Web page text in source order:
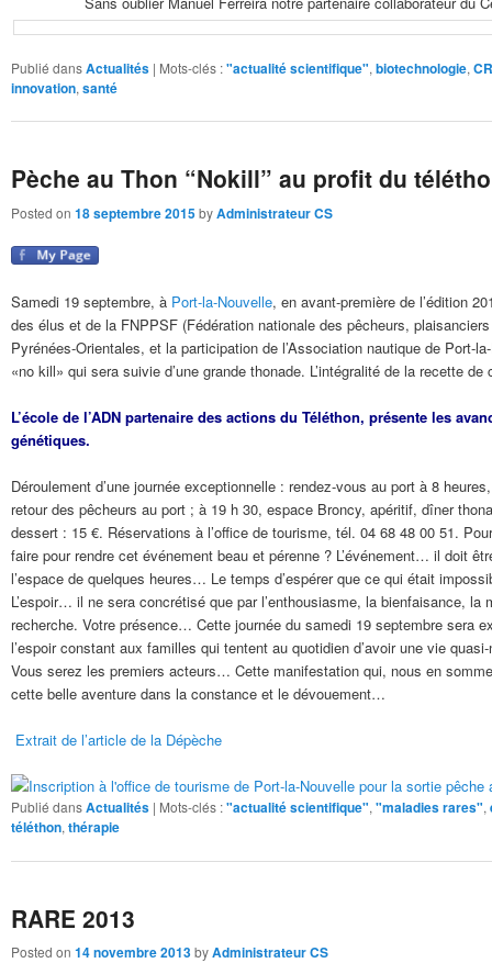
Publié dansActualités | Mots-clés :"actualité scientifique", biotechnologie,
innovation, santé
Pèche au Thon “Nokill” au profit du
Posted on 18 septembre 2015byAdministrateur CS
Samedi 19 septembre, à Port-la-Nouvelle, en avant-première de l’édition
des élus et de la FNPPSF (Fédération nationale des pêcheurs,
Pyrénées-Orientales, et la participation de l’Association nautique de Port-
«no kill» qui sera suivie d’une grande thonade. L’intégralité de la recette
L’école de l’ADN partenaire des actions du Téléthon, présente les
génétiques.
Déroulement d’une journée exceptionnelle : rendez-vous au port à 8
retour des pêcheurs au port ; à 19 h 30, espace Broncy, apéritif, dîner
dessert : 15 €. Réservations à l’office de tourisme, tél. 04 68 48 00 51.
faire pour rendre cet événement beau et pérenne ? L’événement… il doit
l’espace de quelques heures… Le temps d’espérer que ce qui était
L’espoir… il ne sera concrétisé que par l’enthousiasme, la bienfaisance,
recherche. Votre présence… Cette journée du samedi 19 septembre sera
l’espoir constant aux familles qui tentent au quotidien d’avoir une vie
Vous serez les premiers acteurs… Cette manifestation qui, nous en
cette belle aventure dans la constance et le dévouement…
Extrait de l’article de la Dépèche
Publié dansActualités | Mots-clés :"actualité scientifique","maladies rares",
téléthon,thérapie
RARE 2013
Posted on 14 novembre 2013byAdministrateur CS